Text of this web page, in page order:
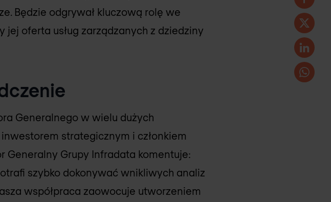
Będzie odgrywał kluczową rolę we
oferta usług zarządzanych z dziedziny
Generalnego w wielu dużych
inwestorem strategicznym i członkiem
Generalny Grupy Infradata komentuje:
szybko dokonywać wnikliwych analiz
współpraca zaowocuje utworzeniem